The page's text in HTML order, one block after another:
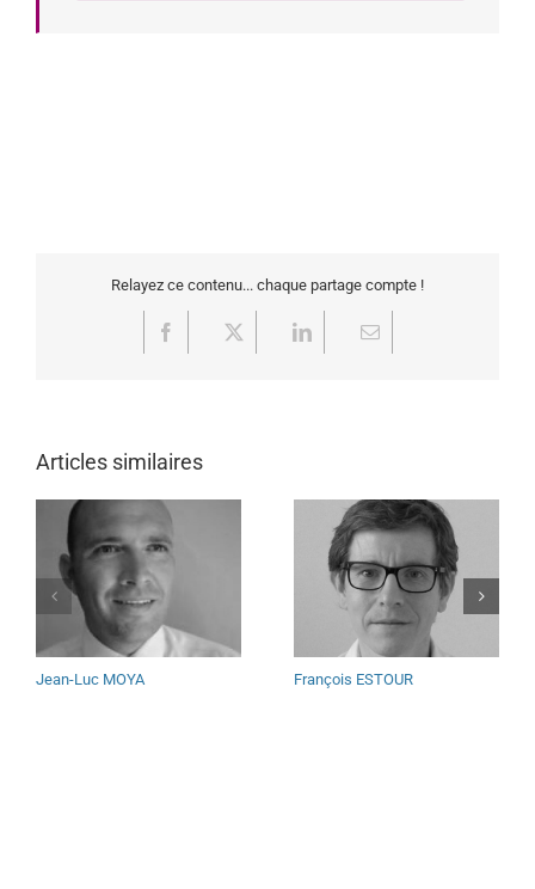
Relayez ce contenu... chaque partage compte !
Facebook LinkedInEmail
Articles similaires
Jean-Luc MOYA François ESTOUR